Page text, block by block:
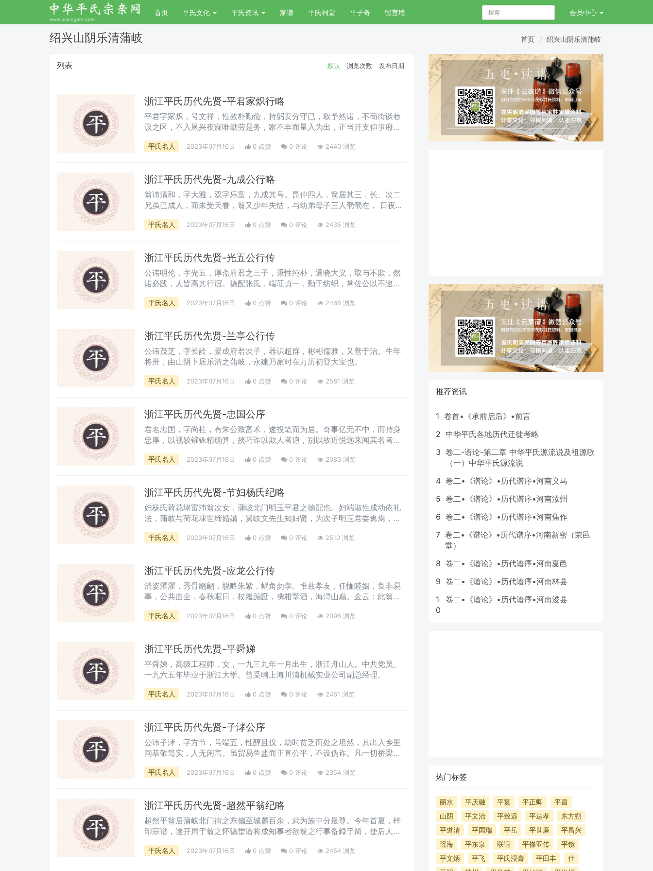
首页 平氏文化 平氏资讯 家谱 平氏祠堂 平子奇 留言墙 会员中心
绍兴山阴乐清蒲岐 首页 绍兴山阴乐清蒲岐
列表 默认 浏览次数 发布日期
浙江平氏历代先贤-平君家炽行略
平君字家炽，号文祥，性敦朴勤俭，持躬安分守已，取予然诺，不苟街谈巷
议之区，不入夙兴夜寐唯勤劳是务，家不丰而量入为出，正当开支仰事府蓄
小康。
平氏名人 2023年07月16日 0 点赞 0 评论 2440 浏览
浙江平氏历代先贤-九成公行略
翁讳清和，字大雅，双字乐富，九成其号。昆仲四人，翁居其三，长、次二
兄虽已成人，而未受天眷，翁又少年失怙，与幼弟母子三人煢煢在， 日夜焦
平氏名人 2023年07月16日 0 点赞 0 评论 2435 浏览
浙江平氏历代先贤-光五公行传
公讳明伦，字光五，厚斋府君之三子，秉性纯朴，通晓大义，取与不欺，然
诺必践，人皆高其行谊。德配张氏，端荘贞一，勤于纺织，常佐公以不逮。
矢志不移，抚孤成立，洵堪嘉尚际。今夏重修谱牒，长子青露，勤襄斯事，
平氏名人 2023年07月16日 0 点赞 0 评论 2468 浏览
浙江平氏历代先贤-​兰亭公行传
公讳茂芝，字长龄，景成府君次子，器识超群，彬彬儒雅，又善于治。生年
将卅，由山阴卜居乐清之蒲岐，永建乃家时在万历初登大宝也。
平氏名人 2023年07月16日 0 点赞 0 评论 2581 浏览
浙江平氏历代先贤-忠国公序
君名忠国，字尚柱，有朱公致富术，遂投笔而为居。奇事亿无不中，而持身
忠厚，以视较锱铢精确算，挾巧诈以欺人者逈，别以故近悦远来闻其名者
师重学，殷殷以富而好礼为务。德配郑氏克成妇道，共襄家政，子二、孙
平氏名人 2023年07月16日 0 点赞 0 评论 2083 浏览
浙江平氏历代先贤-节妇杨氏纪略
妇杨氏荷花埭富沛翁次女，蒲岐北门明玉平君之德配也。妇端淑性成动依礼
法，蒲岐与荷花埭世缔婚媾，舅岐文先生知妇贤，为次子明玉君委禽焉，妇
平氏名人 2023年07月16日 0 点赞 0 评论 2510 浏览
浙江平氏历代先贤-应龙公行传
清姿濯濯，秀骨翩翩，脱略朱紫，蜗角勿孪。惟兹孝友，任恤睦姻，良非易
事，公共曲全，春秋暇日，杖履蹁跹，携柑挈酒，海浔山巅。佥云：此翁陆
平氏名人 2023年07月16日 0 点赞 0 评论 2098 浏览
浙江平氏历代先贤-平舜娣
平舜娣，高级工程师，女，一九三九年一月出生，浙江舟山人。中共党员。
一九六五年毕业于浙江大学。曾受聘上海川浦机械实业公司副总经理。
平氏名人 2023年07月16日 0 点赞 0 评论 2461 浏览
浙江平氏历代先贤-子涍公序
公讳子涍，字方节，号端五，性醇且仅，幼时贫乏而处之坦然，其出入乡里
间恭敬笃实，人无闲言。虽贸易鱼盐而正直公平，不设伪诈。凡一切桥梁庙
勤俭传家，忠厚未尝稍间焉。子三俱才能，女一孙二，人谓翁之艰於前，而
平氏名人 2023年07月16日 0 点赞 0 评论 2354 浏览
浙江平氏历代先贤-超然平翁纪略
超然平翁居蒲岐北门街之东偏至城麓百余，武为族中分最尊。今年首夏，梓
印宗谱，遂开局于翁之怀德堂谱将成知事者欲翁之行事备録于简，使后人知
平氏名人 2023年07月16日 0 点赞 0 评论 2454 浏览
推荐资讯
1 卷首•《承前启后》•前言
2 中华平氏各地历代迁徙考略
3 卷二-谱论-第二章 中华平氏源流说及祖源歌
（一）中华平氏源流说
4 卷二•《谱论》•历代谱序•河南义马
5 卷二•《谱论》•历代谱序•河南汝州
6 卷二•《谱论》•历代谱序•河南焦作
7 卷二•《谱论》•历代谱序•河南新密（荥邑
堂）
8 卷二•《谱论》•历代谱序•河南夏邑
9 卷二•《谱论》•历代谱序•河南林县
1
0
卷二•《谱论》•历代谱序•河南浚县
热门标签
丽水 平庆融 平宴 平正卿
平昌
山阴
平文治 平致远 平达孝
东方朔
平道清
平国瑞 平岳 平世廉
平昌兴
瑶海
平东泉 联谊 平襟亚传
平镜
平文炳
平飞 平氏浸膏 平田丰
仕